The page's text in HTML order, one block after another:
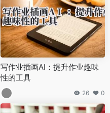
写作业插画AI：提升作业趣味
性的工具
26 0